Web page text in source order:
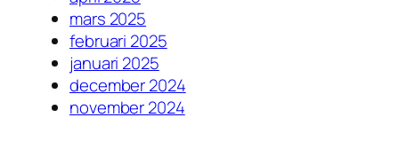
mars 2025
februari 2025
januari 2025
december 2024
november 2024